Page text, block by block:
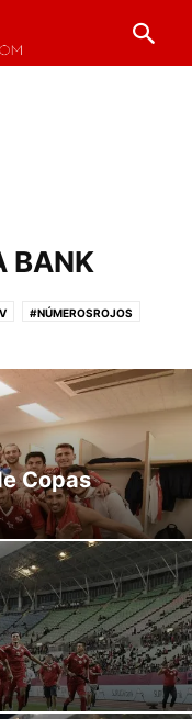
BANK
#NÚMEROSROJOS
COPA ARGENTINA
PROFESIONAL
PREVIA RESERVA
Copas